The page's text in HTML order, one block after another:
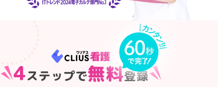
4ステップで無料登録